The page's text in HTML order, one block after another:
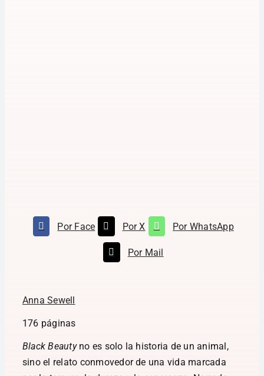
Por Face Por X Por WhatsApp
Por Mail
Anna Sewell
176 páginas
Black Beautyno es solo la historia de un animal,
sino el relato conmovedor de una vida marcada